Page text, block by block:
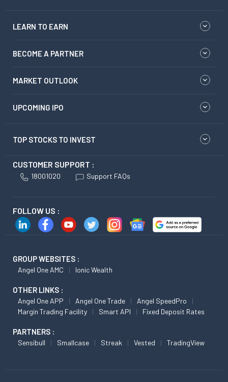
LEARN TO EARN
BECOME A PARTNER
MARKET OUTLOOK
UPCOMING IPO
TOP STOCKS TO INVEST
CUSTOMER SUPPORT :
18001020 Support FAQs
FOLLOW US :
GROUP WEBSITES :
Angel One AMC Ionic Wealth
OTHER LINKS :
Angel One APP Angel One Trade
Angel SpeedPro
Margin Trading Facility
Smart API Fixed Deposit Rates
PARTNERS :
Sensibull Smallcase Streak Vested TradingView